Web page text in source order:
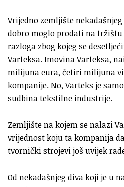
Vrijedno zemljište
dobro moglo prodati na
razloga zbog kojeg se
Varteksa. Imovina Varteksa,
milijuna eura, četiri milijuna
kompanije. No, Varteks je
sudbina tekstilne industrije.
Zemljište na kojem se nalazi
vrijednost koju ta kompanija
tvornički strojevi još uvijek
Od nekadašnjeg diva koji je u